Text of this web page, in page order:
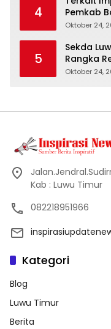
4
Pemkab
Oktober 24,
5
Sekda
Rangka
Oktober 24,
Kab : Luwu Timur
082218951966
Kategori
Blog
Luwu Timur
Berita